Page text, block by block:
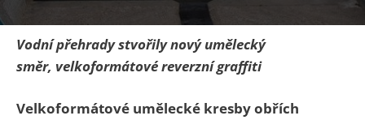
Vodní přehrady stvořily nový umělecký
směr, velkoformátové reverzní graffiti
Velkoformátové umělecké kresby obřích